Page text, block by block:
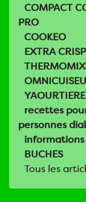
COMPACT
PRO
COOKEO
EXTRA CRISP
THERMOMIX
YAOURTIERE
recettes
personnes
informations
BUCHES
Tous les